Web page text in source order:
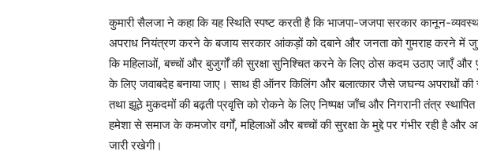
कुमारी सैलजा ने कहा कि यह स्थिति स्पष्ट करती है कि भाजपा-जजपा सरकार कानून-
अपराध नियंत्रण करने के बजाय सरकार आंकड़ों को दबाने और जनता को गुमराह करने में
कि महिलाओं, बच्चों और बुजुर्गों की सुरक्षा सुनिश्चित करने के लिए ठोस कदम उठाए जाएँ
के लिए जवाबदेह बनाया जाए। साथ ही ऑनर किलिंग और बलात्कार जैसे जघन्य अपराधों
तथा झूठे मुकदमों की बढ़ती प्रवृत्ति को रोकने के लिए निष्पक्ष जाँच और निगरानी तंत्र
हमेशा से समाज के कमजोर वर्गों, महिलाओं और बच्चों की सुरक्षा के मुद्दे पर गंभीर रही है
जारी रखेगी।